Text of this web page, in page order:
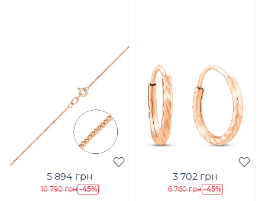
5 894 грн
10 790 грн -45%
3 702 грн
6 760 грн -45%